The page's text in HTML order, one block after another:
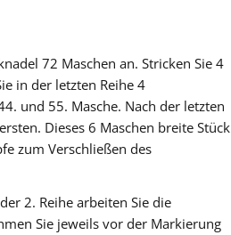
72 Maschen an. Stricken Sie 4
in der letzten Reihe 4
und 55. Masche. Nach der letzten
Dieses 6 Maschen breite Stück
zum Verschließen des
2. Reihe arbeiten Sie die
Sie jeweils vor der Markierung